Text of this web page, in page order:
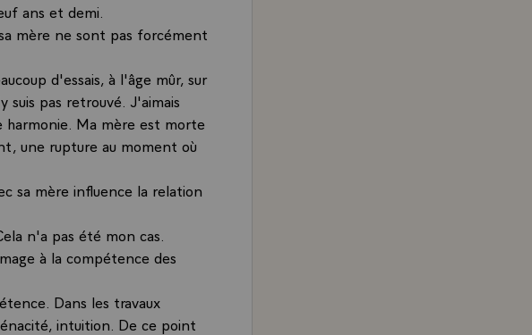
ans et demi.
mère ne sont pas forcément
d'essais, à l'âge mûr, sur
pas retrouvé. J'aimais
harmonie. Ma mère est morte
une rupture au moment où
sa mère influence la relation
n'a pas été mon cas.
à la compétence des
Dans les travaux
intuition. De ce point